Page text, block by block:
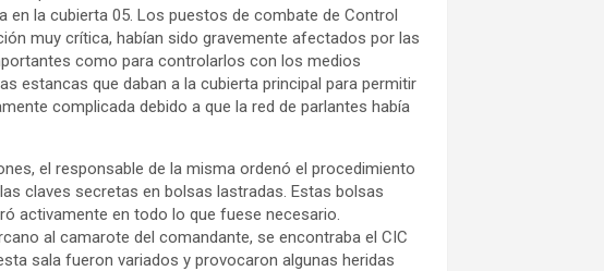
en la cubierta 05. Los puestos de combate de Control
muy crítica, habían sido gravemente afectados por las
como para controlarlos con los medios
estancas que daban a la cubierta principal para permitir
complicada debido a que la red de parlantes había
el responsable de la misma ordenó el procedimiento
claves secretas en bolsas lastradas. Estas bolsas
activamente en todo lo que fuese necesario.
al camarote del comandante, se encontraba el CIC
sala fueron variados y provocaron algunas heridas